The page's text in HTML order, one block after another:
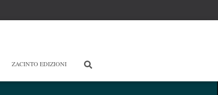
ZACINTO EDIZIONI